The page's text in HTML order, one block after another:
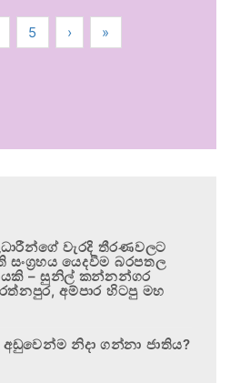
5 › »
වැරදි තීරණවලට
යෙදවීම බරපතල
– සුනිල් කන්නන්ගර
අම්පාර හිටපු මහ
නිදා ගන්නා ජාතිය?